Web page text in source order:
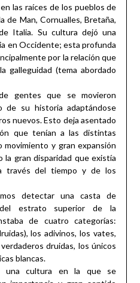
las raíces de los pueblos de
de Man, Cornualles, Bretaña,
Italia. Su cultura dejó una
en Occidente; esta profunda
por la relación que
galleguidad (tema abordado
gentes que se movieron
de su historia adaptándose
nuevos. Esto deja asentado
que tenían a las distintas
y gran expansión
la gran disparidad que existía
través del tiempo y de los
detectar una casta de
estrato superior de la
de cuatro categorías:
los adivinos, los vates,
druidas, los únicos
blancas.
una cultura en la que se